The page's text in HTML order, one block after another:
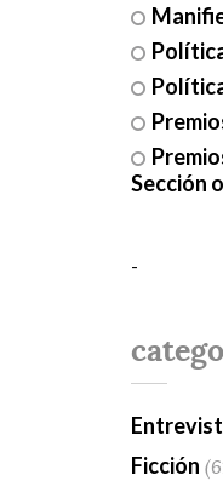
Sección
-
Ficción